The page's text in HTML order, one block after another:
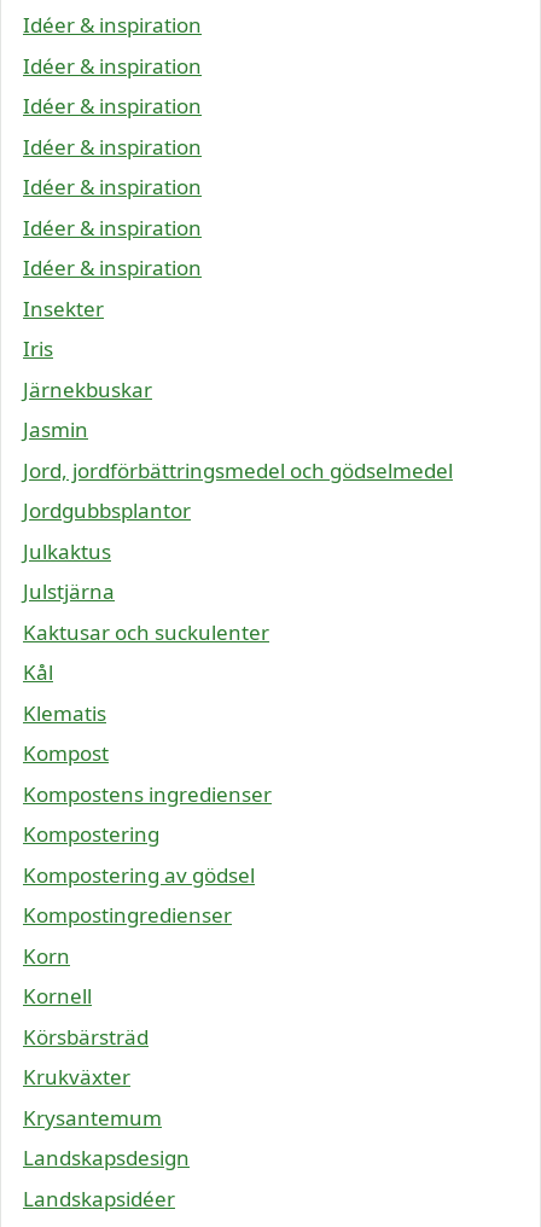
Idéer & inspiration
Idéer & inspiration
Idéer & inspiration
Idéer & inspiration
Idéer & inspiration
Idéer & inspiration
Idéer & inspiration
Insekter
Iris
Järnekbuskar
Jasmin
Jord, jordförbättringsmedel och gödselmedel
Jordgubbsplantor
Julkaktus
Julstjärna
Kaktusar och suckulenter
Kål
Klematis
Kompost
Kompostens ingredienser
Kompostering
Kompostering av gödsel
Kompostingredienser
Korn
Kornell
Körsbärsträd
Krukväxter
Krysantemum
Landskapsdesign
Landskapsidéer